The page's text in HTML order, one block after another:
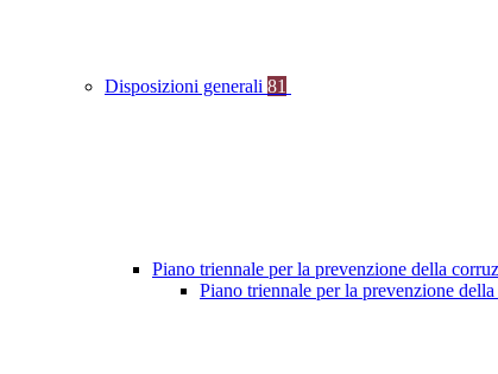
Disposizioni generali 81
Piano triennale per la prevenzione della
Piano triennale per la prevenzione